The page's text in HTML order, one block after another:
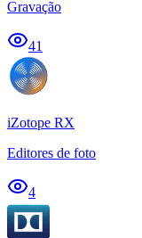
Gravação
41
iZotope RX
Editores de foto
4